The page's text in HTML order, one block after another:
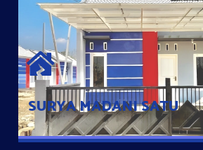
SURYA MADANI SATU
SURYA MADANI SATU
Satu-satunya Hunian nyaman dengan harga
jutaan dengan lokasi strategis di Tuban